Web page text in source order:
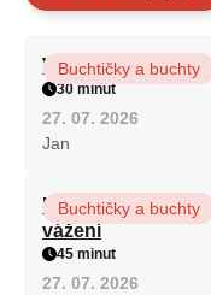
Vláčná olejová
Buchtičky a buchty
30 minut
27. 07. 2026
Jan
Hrnková maková
vážení
Buchtičky a buchty
45 minut
27. 07. 2026